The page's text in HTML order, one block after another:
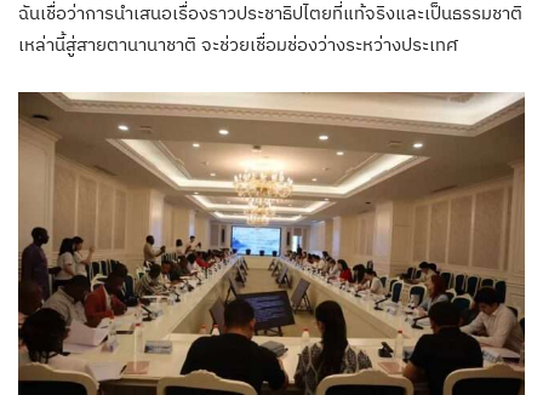
ฉันเชื่อว่าการนำเสนอเรื่องราวประชาธิปไตยที่แท้จริงและเป็นธรรมชาติ
เหล่านี้สู่สายตานานาชาติ จะช่วยเชื่อมช่องว่างระหว่างประเทศ